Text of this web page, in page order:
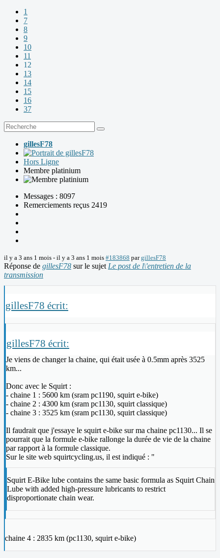
1
7
8
9
10
11
12
13
14
15
16
37
gillesF78
Hors Ligne
Membre platinium
Messages : 8097
Remerciements reçus 2419
il y a 3 ans 1 mois - il y a 3 ans 1 mois #183868 pargillesF78
Réponse de gillesF78 sur le sujet Le post de l\'entretien de la
transmission
gillesF78 écrit:
gillesF78 écrit:
Je viens de changer la chaine, qui était usée à 0.5mm après 3525
km...
Donc avec le Squirt :
- chaine 1 : 5600 km (sram pc1190, squirt e-bike)
- chaine 2 : 4300 km (sram pc1130, squirt classique)
- chaine 3 : 3525 km (sram pc1130, squirt classique)
Il faudrait que j'essaye le squirt e-bike sur ma chaine pc1130... Il se
pourrait que la formule e-bike rallonge la durée de vie de la chaine
par rapport à la formule classique.
Sur le site web squirtcycling.us, il est indiqué : "
Squirt E-Bike lube contains the same basic formula as Squirt Chain
Lube with added high-pressure lubricants to restrict
disproportionate chain wear.
chaine 4 : 2835 km (pc1130, squirt e-bike)